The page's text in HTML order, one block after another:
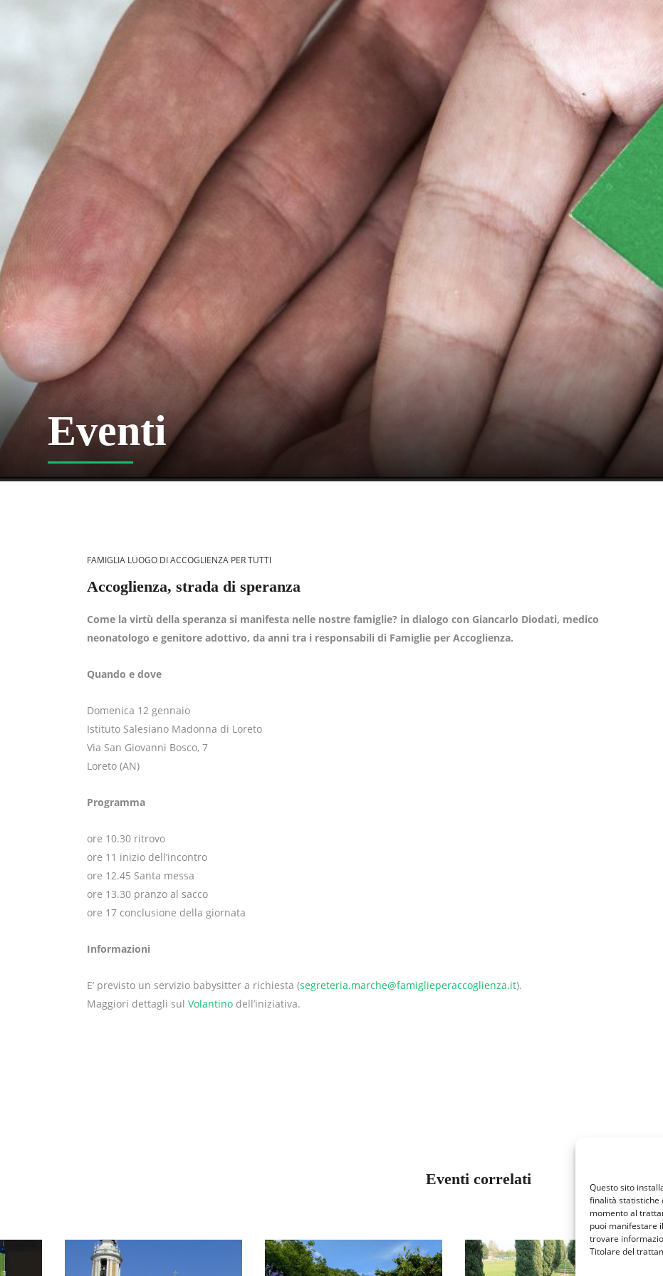
Questo sito
finalità statistiche
momento al
puoi manifestare
trovare
Titolare del
Eventi
FAMIGLIA LUOGO DI ACCOGLIENZA PER TUTTI
Accoglienza, strada di speranza
Come la virtù della speranza si manifesta nelle nostre famiglie? in dialogo con Giancarlo Diodati, medico
neonatologo e genitore adottivo, da anni tra i responsabili di Famiglie per Accoglienza.
Quando e dove
Domenica 12 gennaio
Istituto Salesiano Madonna di Loreto
Via San Giovanni Bosco, 7
Loreto (AN)
Programma
ore 10.30 ritrovo
ore 11 inizio dell’incontro
ore 12.45 Santa messa
ore 13.30 pranzo al sacco
ore 17 conclusione della giornata
Informazioni
E’ previsto un servizio babysitter a richiesta (segreteria.marche@famiglieperaccoglienza.it).
Maggiori dettagli sul Volantino dell’iniziativa.
Eventi correlati